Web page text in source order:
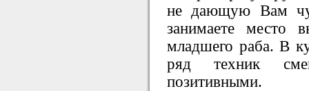
не дающую Вам
занимаете место
младшего раба. В
ряд техник
позитивными.